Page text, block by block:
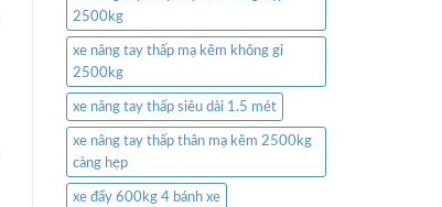
2500kg
xe nâng tay thấp mạ kẽm không gỉ
2500kg
xe nâng tay thấp siêu dài 1.5 mét
xe nâng tay thấp thân mạ kẽm 2500kg
càng hẹp
xe đẩy 600kg 4 bánh xe